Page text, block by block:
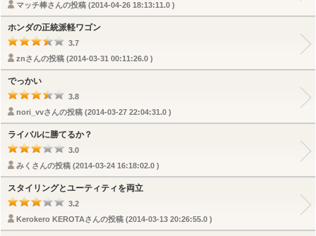
マッチ棒さんの投稿 (2014-04-26 18:13:11.0 )
ホンダの正統派軽ワゴン
3.7
znさんの投稿 (2014-03-31 00:11:26.0 )
でっかい
3.8
nori_vvさんの投稿 (2014-03-27 22:04:31.0 )
ライバルに勝てるか？
3.0
みくさんの投稿 (2014-03-24 16:18:02.0 )
スタイリングとユーティティを両立
3.2
Kerokero KEROTAさんの投稿 (2014-03-13 20:26:55.0 )